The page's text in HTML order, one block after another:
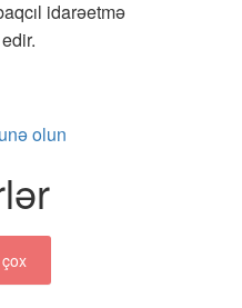
idarəetmə
olun